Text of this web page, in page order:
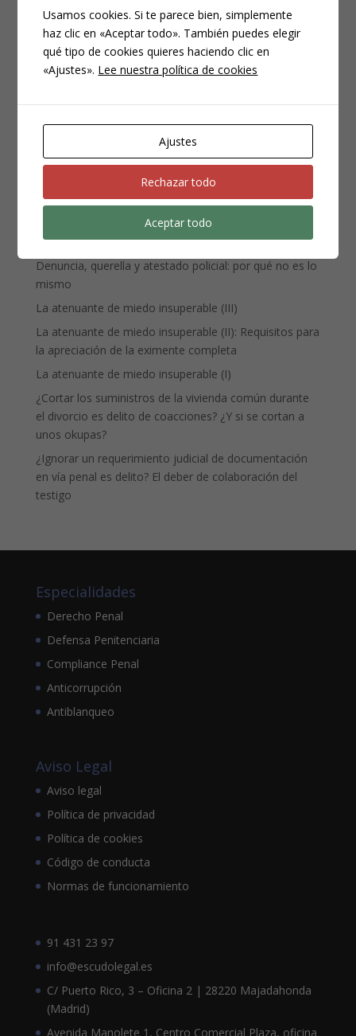
CATEGORÍAS
Noticias
Penitenciario
Uncategorized
ENTRADAS RECIENTES
Denuncia, querella y atestado policial: por qué no es lo
mismo
La atenuante de miedo insuperable (III)
La atenuante de miedo insuperable (II): Requisitos para
la apreciación de la eximente completa
La atenuante de miedo insuperable (I)
¿Cortar los suministros de la vivienda común durante
el divorcio es delito de coacciones? ¿Y si se cortan a
unos okupas?
¿Ignorar un requerimiento judicial de documentación
en vía penal es delito? El deber de colaboración del
testigo
Especialidades
Derecho Penal
Defensa Penitenciaria
Compliance Penal
Anticorrupción
Antiblanqueo
Aviso Legal
Aviso legal
Política de privacidad
Política de cookies
Código de conducta
Normas de funcionamiento
91 431 23 97
info@escudolegal.es
C/ Puerto Rico, 3 – Oficina 2 | 28220 Majadahonda
(Madrid)
Avenida Manolete 1, Centro Comercial Plaza, oficina
Usamos cookies. Si te parece bien, simplemente
haz clic en «Aceptar todo». También puedes elegir
qué tipo de cookies quieres haciendo clic en
«Ajustes». Lee nuestra política de cookies
Ajustes
Rechazar todo
Aceptar todo